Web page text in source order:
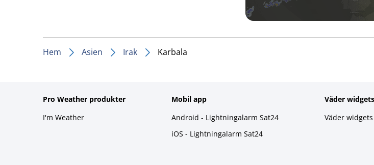
Hem Asien Irak Karbala
Pro Weather produkter
I'm Weather
Mobil app
Android - Lightningalarm Sat24
iOS - Lightningalarm Sat24
Väder widgets
Väder widgets